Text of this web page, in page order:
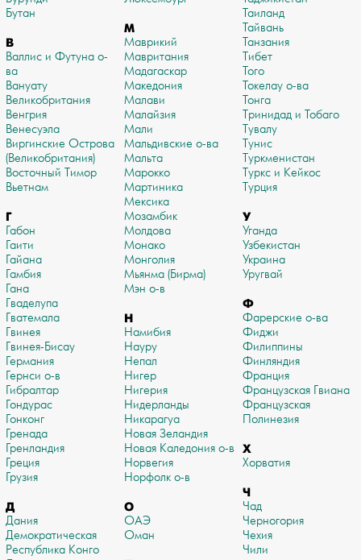
Бутан
В
Валлис и Футуна о-
ва
Вануату
Великобритания
Венгрия
Венесуэла
Виргинские Острова
(Великобритания)
Восточный Тимор
Вьетнам
Г
Габон
Гаити
Гайана
Гамбия
Гана
Гваделупа
Гватемала
Гвинея
Гвинея-Бисау
Германия
Гернси о-в
Гибралтар
Гондурас
Гонконг
Гренада
Гренландия
Греция
Грузия
Д
Дания
Демократическая
Республика Конго
М
Маврикий
Мавритания
Мадагаскар
Македония
Малави
Малайзия
Мали
Мальдивские о-ва
Мальта
Марокко
Мартиника
Мексика
Мозамбик
Молдова
Монако
Монголия
Мьянма (Бирма)
Мэн о-в
Н
Намибия
Науру
Непал
Нигер
Нигерия
Нидерланды
Никарагуа
Новая Зеландия
Новая Каледония о-в
Норвегия
Норфолк о-в
О
ОАЭ
Оман
Таиланд
Тайвань
Танзания
Тибет
Того
Токелау о-ва
Тонга
Тринидад и Тобаго
Тувалу
Тунис
Туркменистан
Туркс и Кейкос
Турция
У
Уганда
Узбекистан
Украина
Уругвай
Ф
Фарерские о-ва
Фиджи
Филиппины
Финляндия
Франция
Французская Гвиана
Французская
Полинезия
Х
Хорватия
Ч
Чад
Черногория
Чехия
Чили